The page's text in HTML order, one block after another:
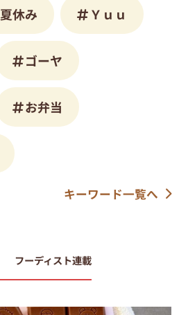
夏休み Ｙｕｕ
ゴーヤ
お弁当
キーワード一覧へ
フーディスト連載